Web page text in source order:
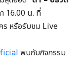
16.00 น. ที่
ร หรือรับชม Live
พบกับกิจกรรม